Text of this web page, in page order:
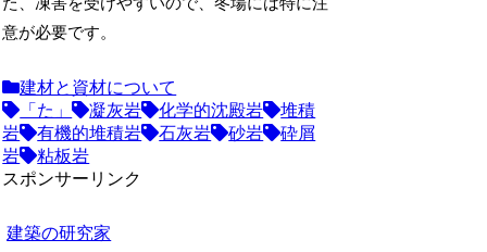
た、凍害を受けやすいので、冬場には特に注
意が必要です。
建材と資材について
「た」
凝灰岩 化学的沈殿岩
堆積
岩
有機的堆積岩 石灰岩 砂岩
砕屑
岩
粘板岩
スポンサーリンク
建築の研究家